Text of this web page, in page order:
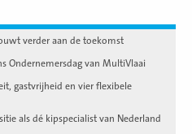
verder aan de toekomst
Ondernemersdag van MultiVlaai
gastvrijheid en vier flexibele
als dé kipspecialist van Nederland